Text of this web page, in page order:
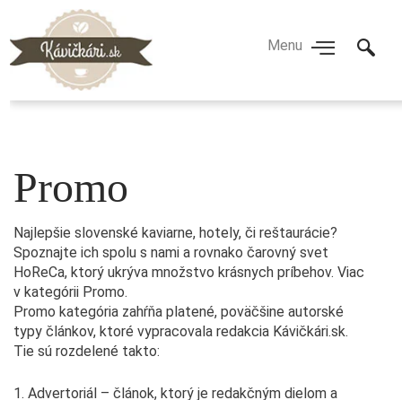
Promo
Najlepšie slovenské kaviarne, hotely, či reštaurácie?
Spoznajte ich spolu s nami a rovnako čarovný svet
HoReCa, ktorý ukrýva množstvo krásnych príbehov. Viac
v kategórii Promo.
Promo kategória zahŕňa platené, poväčšine autorské
typy článkov, ktoré vypracovala redakcia Kávičkári.sk.
Tie sú rozdelené takto:
1. Advertoriál – článok, ktorý je redakčným dielom a